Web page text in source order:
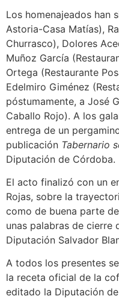
Los homenajeados han
Astoria-Casa Matías),
Churrasco), Dolores
Muñoz García
Ortega (Restaurante
Edelmiro Giménez
póstumamente, a José
Caballo Rojo). A los
entrega de un
publicación Tabernario
Diputación de Córdoba.
El acto finalizó con un
Rojas, sobre la
como de buena parte
unas palabras de cierre
Diputación Salvador
A todos los presentes
la receta oficial de la
editado la Diputación